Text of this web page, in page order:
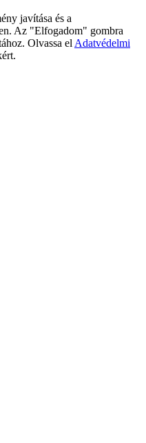
javítása és a
Az "Elfogadom" gombra
Olvassa el Adatvédelmi